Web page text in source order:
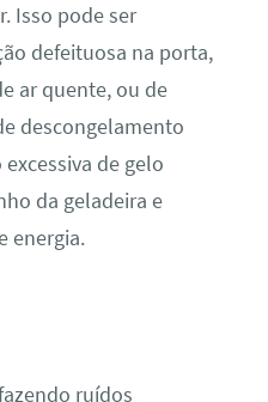
Isso pode ser
defeituosa na porta,
ar quente, ou de
descongelamento
de gelo
da geladeira e
energia.
ruídos